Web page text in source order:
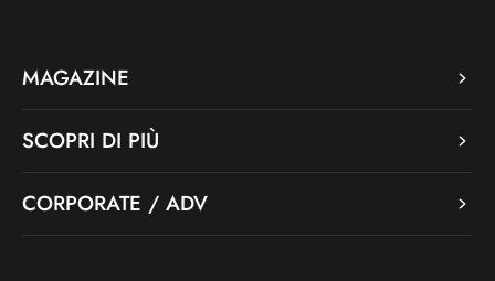
MAGAZINE
SCOPRI DI PIÙ
CORPORATE / ADV